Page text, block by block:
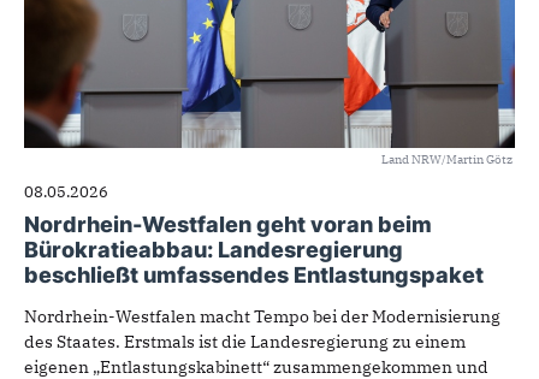
Land NRW/Martin Götz
08.05.2026
Nordrhein-Westfalen geht voran beim
Bürokratieabbau: Landesregierung
beschließt umfassendes Entlastungspaket
Nordrhein-Westfalen macht Tempo bei der Modernisierung
des Staates. Erstmals ist die Landesregierung zu einem
eigenen „Entlastungskabinett“ zusammengekommen und